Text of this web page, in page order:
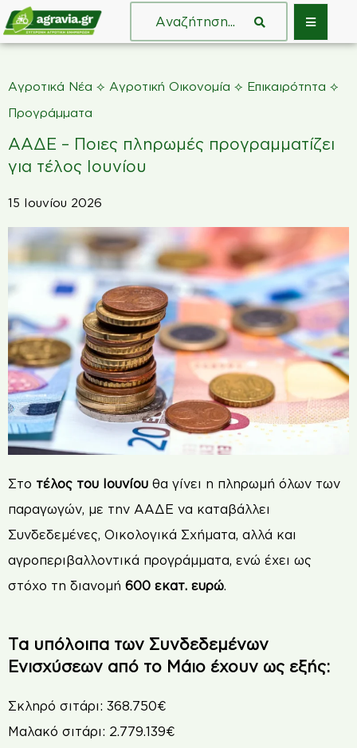
Αγροτικά Νέα ⟡ Αγροτική Οικονομία ⟡ Επικαιρότητα ⟡
Προγράμματα
ΑΑΔΕ – Ποιες πληρωμές προγραμματίζει
για τέλος Ιουνίου
15 Ιουνίου 2026
Στο τέλος του Ιουνίου θα γίνει η πληρωμή όλων των
παραγωγών, με την ΑΑΔΕ να καταβάλλει
Συνδεδεμένες, Οικολογικά Σχήματα, αλλά και
αγροπεριβαλλοντικά προγράμματα, ενώ έχει ως
στόχο τη διανομή 600 εκατ. ευρώ.
Τα υπόλοιπα των Συνδεδεμένων
Ενισχύσεων από το Μάιο έχουν ως εξής:
Σκληρό σιτάρι: 368.750€
Μαλακό σιτάρι: 2.779.139€